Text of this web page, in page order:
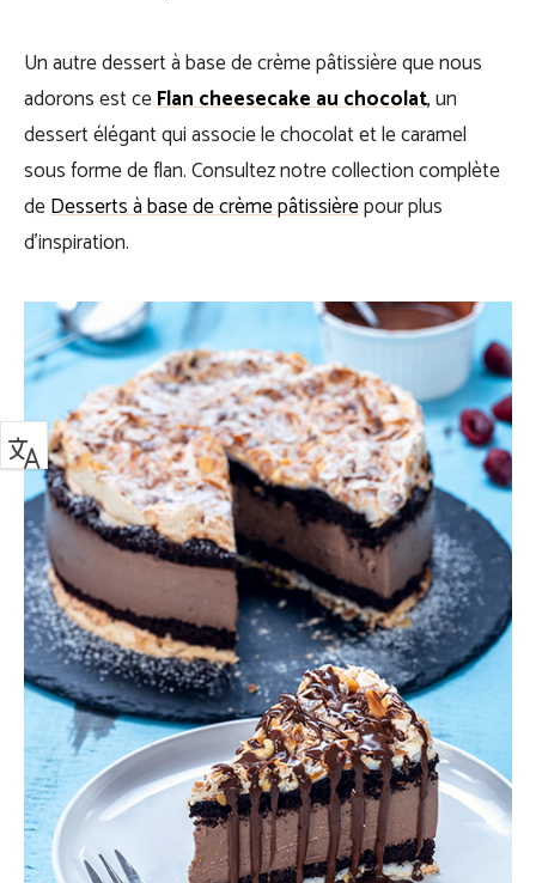
Un autre dessert à base de crème pâtissière que nous
adorons est ceFlan cheesecake au chocolat,un
dessert élégant qui associe le chocolat et le caramel
sous forme de flan. Consultez notre collection complète
deDesserts à base de crème pâtissièrepour plus
d’inspiration.